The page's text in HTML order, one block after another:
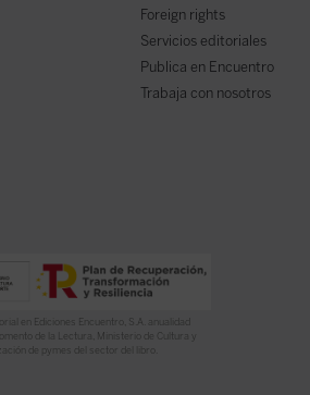
Foreign rights
Servicios editoriales
Publica en Encuentro
Trabaja con nosotros
en Ediciones Encuentro, S.A. anualidad
de la Lectura, Ministerio de Cultura y
de pymes del sector del libro.